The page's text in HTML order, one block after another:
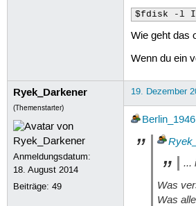
$fdisk -l
Wie geht das
Wenn du ein
Ryek_Darkener
(Themenstarter)
Anmeldungsdatum:
18. August 2014
Beiträge:49
19. Dezember
Berlin_1946
...
Was
Was